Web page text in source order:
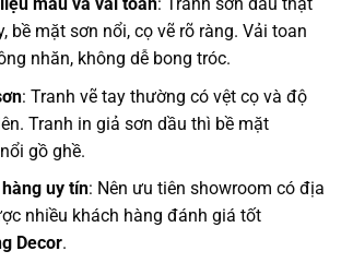
bề mặt sơn nổi, cọ vẽ rõ ràng. Vải toan
nhăn, không dễ bong tróc.
: Tranh vẽ tay thường có vệt cọ và độ
Tranh in giả sơn dầu thì bề mặt
gồ ghề.
uy tín: Nên ưu tiên showroom có địa
nhiều khách hàng đánh giá tốt
Decor.